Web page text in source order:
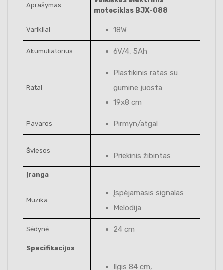
Aprašymas
motociklas BJX-088
Varikliai 18W
Akumuliatorius 6V/4, 5Ah
Ratai
Plastikinis ratas su
gumine juosta
19x8 cm
Pavaros Pirmyn/atgal
Šviesos
Priekinis žibintas
Įranga
Muzika
Įspėjamasis signalas
Melodija
Sėdynė 24 cm
Specifikacijos
Ilgis 84 cm,